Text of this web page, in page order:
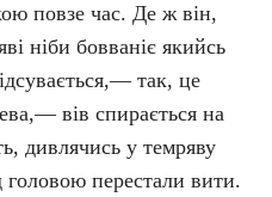
повзе час. Де ж він,
ніби бовваніє якийсь
так, це
вів спирається на
дивлячись у темряву
головою перестали вити.